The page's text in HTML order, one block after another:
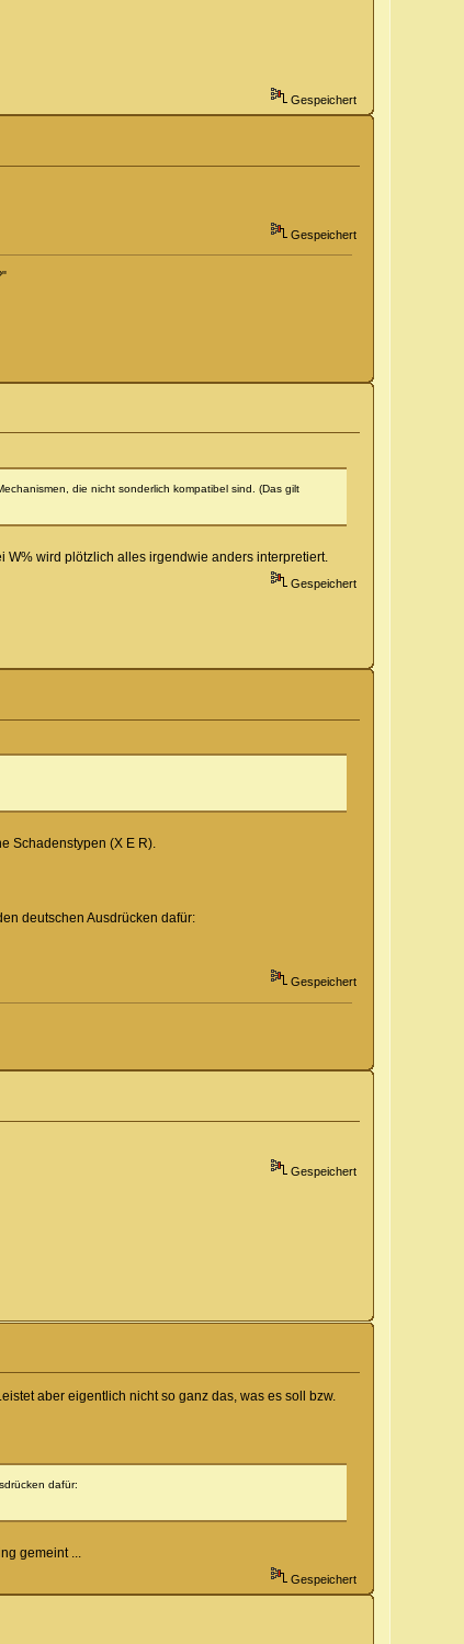
Gespeichert
Gespeichert
die nicht sonderlich kompatibel sind. (Das gilt
W% wird plötzlich alles irgendwie anders interpretiert.
Gespeichert
Schadenstypen (X E R).
deutschen Ausdrücken dafür:
Gespeichert
Gespeichert
aber eigentlich nicht so ganz das, was es soll bzw.
dafür:
gemeint ...
Gespeichert